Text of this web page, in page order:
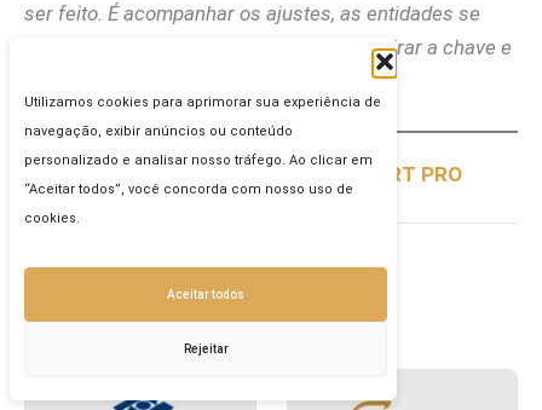
Utilizamos cookies para aprimorar sua experiência de
navegação, exibir anúncios ou conteúdo
personalizado e analisar nosso tráfego. Ao clicar em
“Aceitar todos”, você concorda com nosso uso de
cookies.
Aceitar todos
Rejeitar
ser feito. É acompanhar os ajustes, as entidades se
ajustarem e, quando chegar o momento, virar a chave e
Receba esta e outras informações na RT PRO
Relacionadas